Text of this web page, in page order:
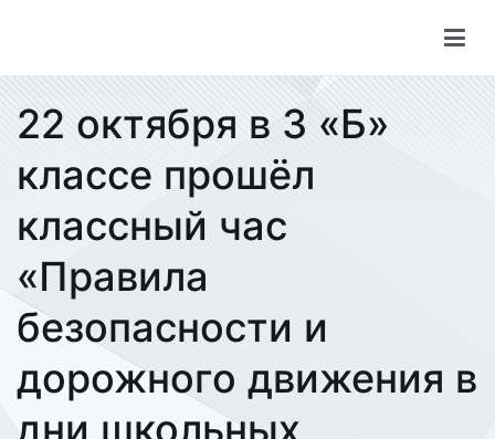
22 октября в 3 «Б»
классе прошёл
классный час
«Правила
безопасности и
дорожного движения в
дни школьных